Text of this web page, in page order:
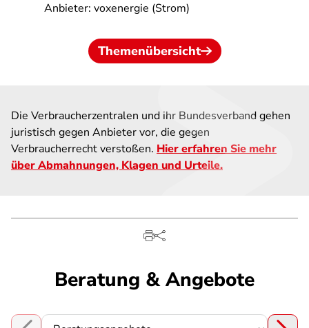
Anbieter: voxenergie (Strom)
Themenübersicht
Die Verbraucherzentralen und ihr Bundesverband gehen
juristisch gegen Anbieter vor, die gegen
Verbraucherrecht verstoßen. Hier erfahren Sie mehr
über Abmahnungen, Klagen und Urteile.
Beratung & Angebote